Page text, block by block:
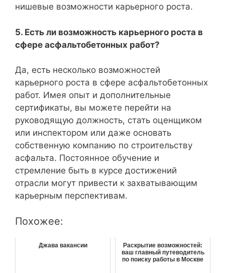
нишевые возможности карьерного роста.
5. Есть ли возможность карьерного роста в
сфере асфальтобетонных работ?
Да, есть несколько возможностей
карьерного роста в сфере асфальтобетонных
работ. Имея опыт и дополнительные
сертификаты, вы можете перейти на
руководящую должность, стать оценщиком
или инспектором или даже основать
собственную компанию по строительству
асфальта. Постоянное обучение и
стремление быть в курсе достижений
отрасли могут привести к захватывающим
карьерным перспективам.
Похожее:
Джава вакансии
Раскрытие возможностей:
ваш главный путеводитель
по поиску работы в Москве